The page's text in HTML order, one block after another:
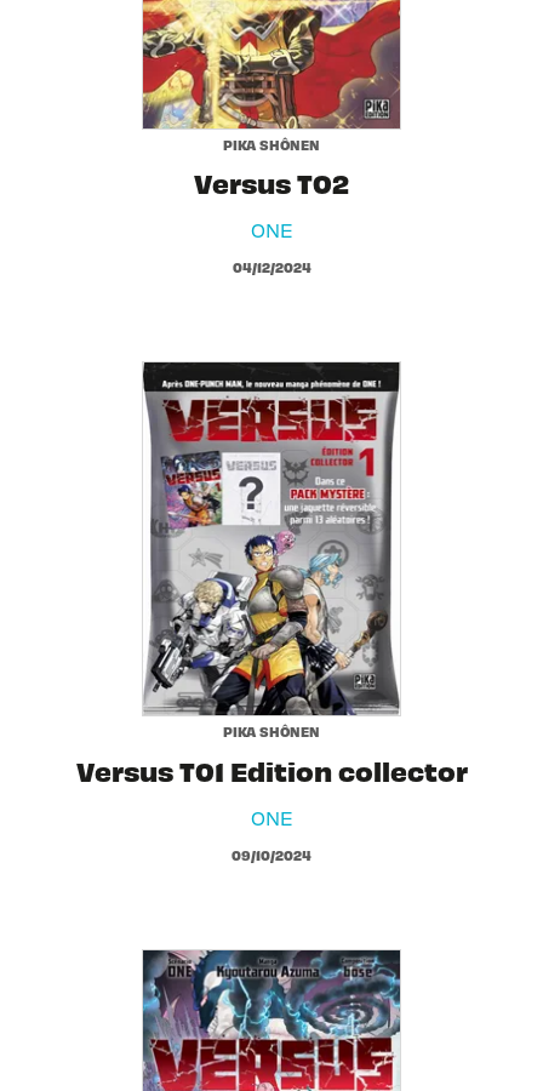
PIKA SHÔNEN
Versus T02
ONE
04/12/2024
PIKA SHÔNEN
Versus T01 Edition collector
ONE
09/10/2024